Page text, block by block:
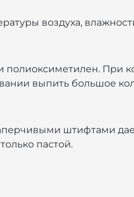
воздуха,
При
выпить большое
штифтами
пастой.